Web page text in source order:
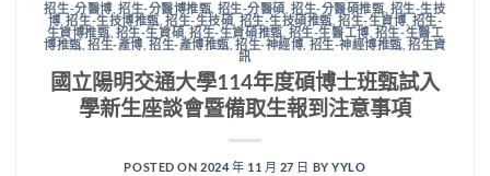
招生-分醫博, 招生-分醫博推甄, 招生-分醫碩 ,招生-分醫碩推甄, 招生-生技
博,招生-生技博推甄, 招生-生技碩 招生-生技碩推甄,招生-生資博, 招生-
生資博推甄, 招生-生資碩 ,招生-生資碩推甄, 招生-生醫工博, 招生-生醫工
博推甄,招生-產博, 招生-產博推甄, 招生-神經博, 招生-神經博推甄,招生資
訊
國立陽明交通大學114年度碩博士班甄試入
學新生座談會暨備取生報到注意事項
POSTED ON2024 年 11 月 27 日 BYYYLO